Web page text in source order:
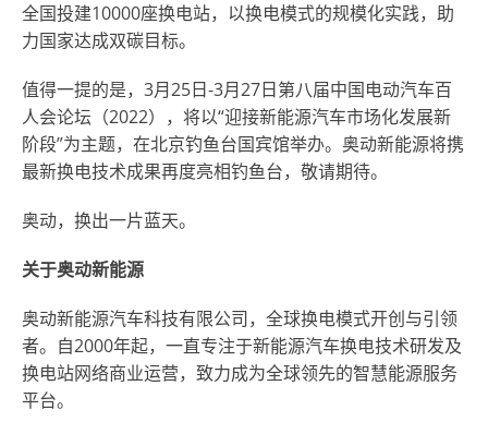
全国投建10000座换电站，以换电模式的规模化实践，助
力国家达成双碳目标。
值得一提的是，3月25日-3月27日第八届中国电动汽车百
人会论坛（2022），将以“迎接新能源汽车市场化发展新
阶段”为主题，在北京钓鱼台国宾馆举办。奥动新能源将携
最新换电技术成果再度亮相钓鱼台，敬请期待。
奥动，换出一片蓝天。
关于奥动新能源
奥动新能源汽车科技有限公司，全球换电模式开创与引领
者。自2000年起，一直专注于新能源汽车换电技术研发及
换电站网络商业运营，致力成为全球领先的智慧能源服务
平台。